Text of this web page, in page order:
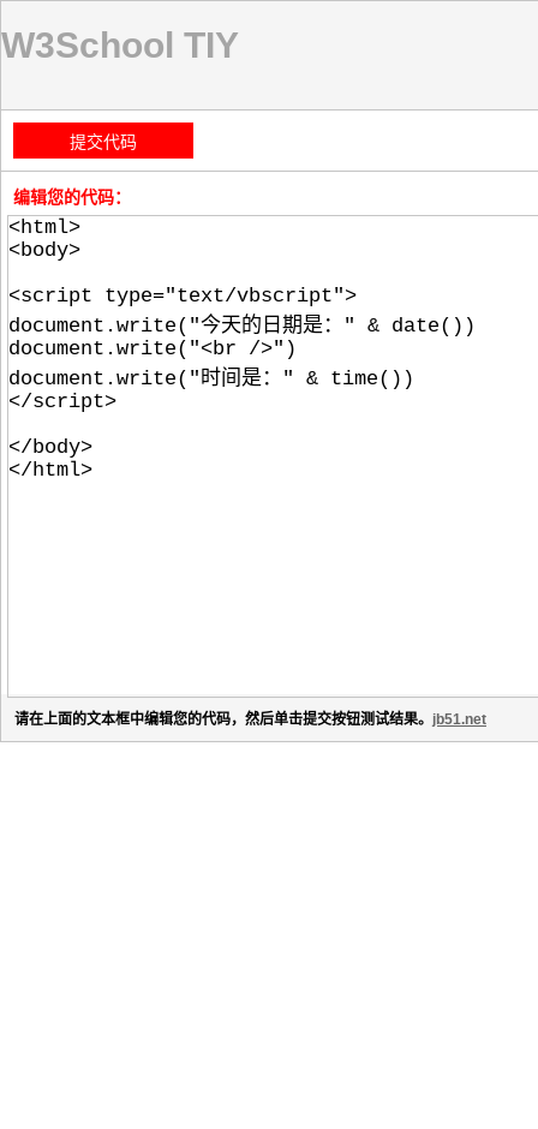
W3School TIY
编辑您的代码：
请在上面的文本框中编辑您的代码，然后单击提交按钮测试结果。 jb51.net